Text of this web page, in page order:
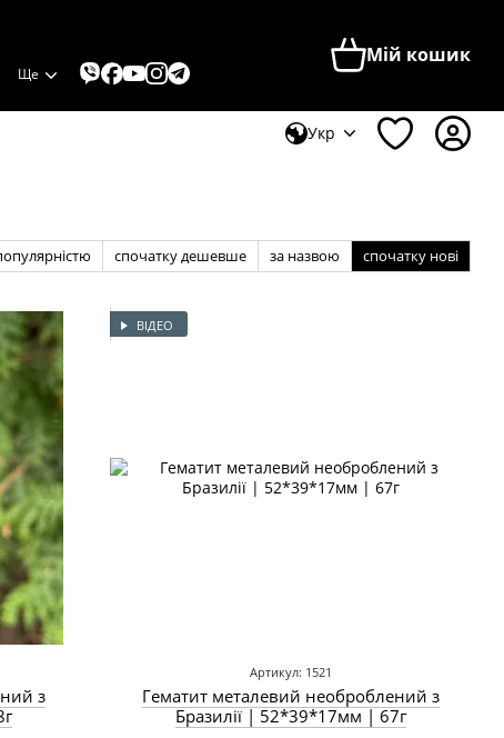
Ще
Мій кошик
Укр
спочатку дешевше за назвою спочатку нові
з
ВІДЕО
Артикул: 1521
Гематит металевий необроблений з
Бразилії | 52*39*17мм | 67г